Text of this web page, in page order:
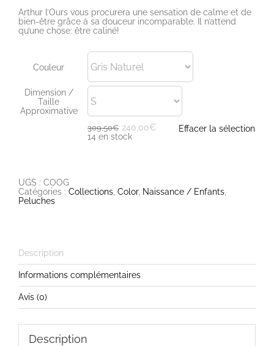
Arthur l’Ours vous procurera une sensation de calme et de
bien-être grâce à sa douceur incomparable. Il n’attend
qu’une chose: être caliné!
Couleur
Dimension /
Taille
Approximative
309,50€
Le
prix
240,00€
Le
prix
14 en stock
Effacer la sélection
UGS : COOG
Catégories : Collections Color, Naissance / Enfants
Peluches
Description
Informations complémentaires
Avis (0)
Description